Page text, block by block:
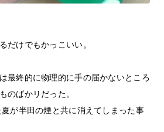
だけでもかっこいい。
最終的に物理的に手の届かないところ
のばかリだった。
が半田の煙と共に消えてしまった事